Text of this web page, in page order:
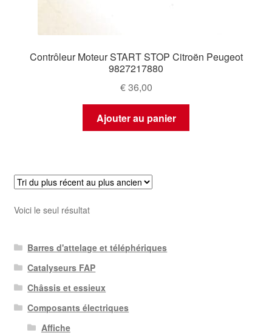
Contrôleur Moteur START STOP Citroën Peugeot
9827217880
€36,00
Ajouter au panier
Voici le seul résultat
Barres d'attelage et téléphériques
Catalyseurs FAP
Châssis et essieux
Composants électriques
Affiche